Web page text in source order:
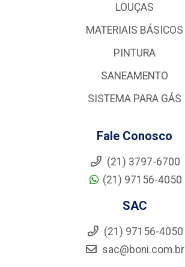
LOUÇAS
MATERIAIS BÁSICOS
PINTURA
SANEAMENTO
SISTEMA PARA GÁS
Fale Conosco
(21) 3797-6700
(21) 97156-4050
SAC
(21) 97156-4050
sac@boni.com.br